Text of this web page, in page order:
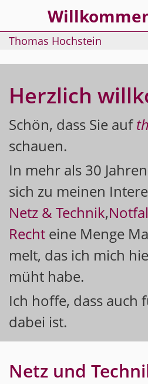
Thomas Hochstein
Herz­lich
Schön, dass Sie auf
schau­en.
In mehr als 30
sich zu mei­nen
Netz & Tech­nik,
Recht eine Menge
melt, das ich mich
müht habe.
Ich hoffe, dass auch
dabei ist.
Netz und